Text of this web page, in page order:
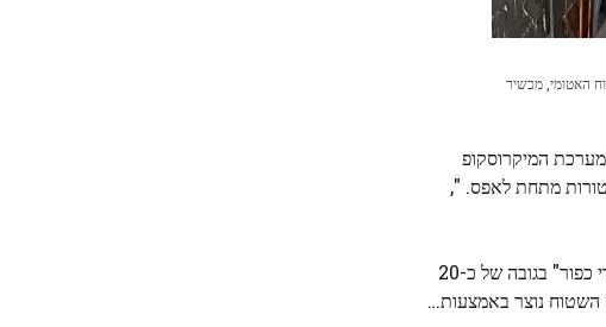
האטומי, מכשיר
מערכת המיקרוסקופ
מתחת לאפס. ",
, הקבוצה פרסמה כעת את תוצאותיה. הם גילו שבעוד שקרח ללא נוזל שמסביב כולל מה שנקרא "עמודי כפור" בגובה של כ-20
השטוח נוצר באמצעות…